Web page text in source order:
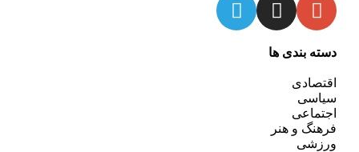
دسته بندی ها
اقتصادی
سیاسی
اجتماعی
فرهنگ و هنر
ورزشی